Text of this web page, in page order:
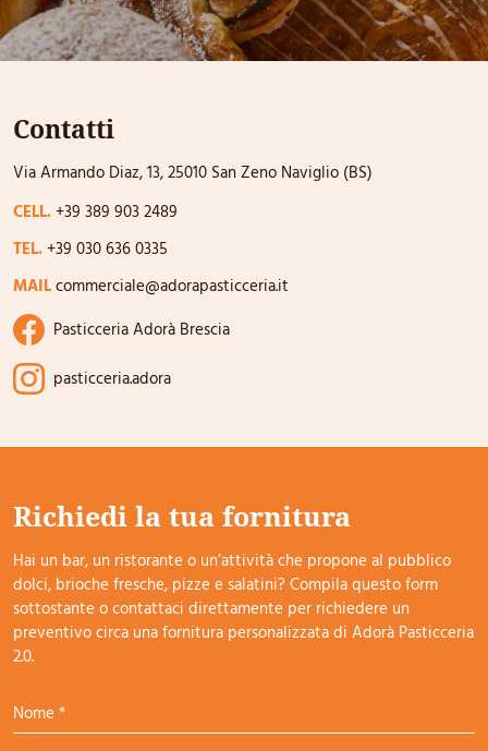
Contatti
Via Armando Diaz, 13, 25010 San Zeno Naviglio (BS)
CELL.+39 389 903 2489
TEL.+39 030 636 0335
MAILcommerciale@adorapasticceria.it
Pasticceria Adorà Brescia
pasticceria.adora
Richiedi la tua fornitura
Hai un bar, un ristorante o un’attività che propone al pubblico
dolci, brioche fresche, pizze e salatini? Compila questo form
sottostante o contattaci direttamente per richiedere un
preventivo circa una fornitura personalizzata di Adorà Pasticceria
2.0.